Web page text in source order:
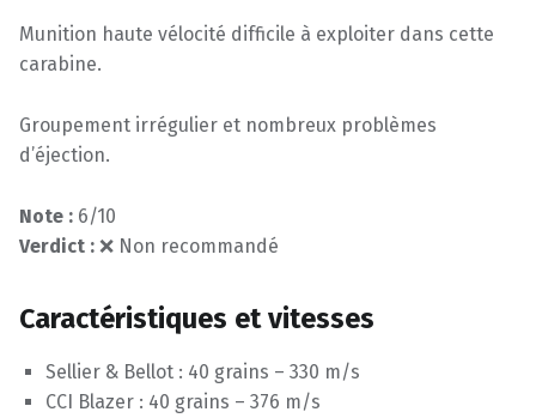
Munition haute vélocité difficile à exploiter dans cette
carabine.
Groupement irrégulier et nombreux problèmes
d’éjection.
Note : 6/10
Verdict : ❌ Non recommandé
Caractéristiques et vitesses
Sellier & Bellot : 40 grains – 330 m/s
CCI Blazer : 40 grains – 376 m/s